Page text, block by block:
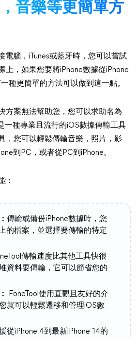
音樂等更簡單方
電腦，iTunes或藍牙時，您可以嘗試
上，如果您要將iPhone數據從iPhone
種更簡單的方法可以做到這一點。
方案無法幫助您，您可以求助名為
一種專業且流行的iOS數據傳輸工具
，您可以輕鬆傳輸音樂，照片，影
到PC，或者從PC到iPhone。
：
傳輸或備份iPhone數據時，您
的檔案，並選擇要傳輸的特定
傳輸速度比其他工具快很
資料要傳輸，它可以節省您的
FoneTool使用直觀且友好的介
就可以輕鬆遷移和管理iOS數
從iPhone 4到最新iPhone 14的